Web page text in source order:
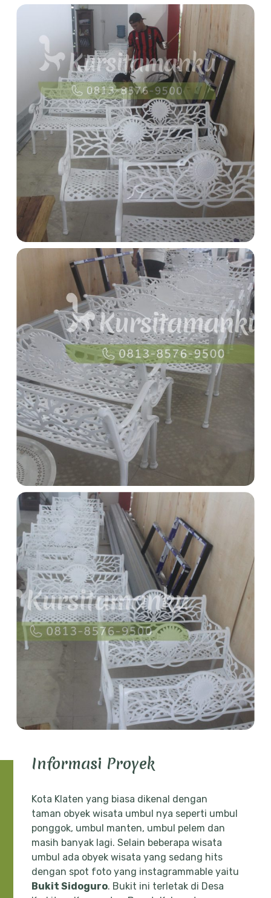
Informasi Proyek
Kota Klaten yang biasa dikenal dengan
taman obyek wisata umbul nya seperti umbul
ponggok, umbul manten, umbul pelem dan
masih banyak lagi. Selain beberapa wisata
umbul ada obyek wisata yang sedang hits
dengan spot foto yang instagrammable yaitu
Bukit Sidoguro. Bukit ini terletak di Desa